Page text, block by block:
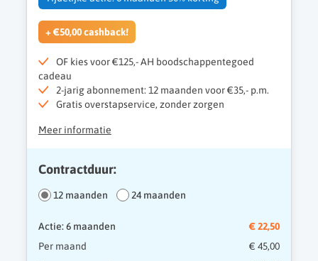
+ €50,00 cashback!
OF kies voor €125,- AH boodschappentegoed
cadeau
2-jarig abonnement: 12 maanden voor €35,- p.m.
Gratis overstapservice, zonder zorgen
Meer informatie
Contractduur:
12 maanden 24 maanden
Actie: 6 maanden
€ 22,50
Per maand
€ 45,00